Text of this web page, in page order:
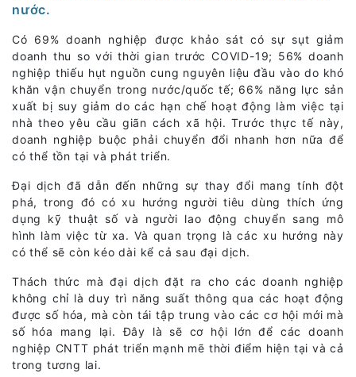
nước.
Có 69% doanh nghiệp được khảo sát có sự sụt giảm
doanh thu so với thời gian trước COVID-19; 56% doanh
nghiệp thiếu hụt nguồn cung nguyên liệu đầu vào do khó
khăn vận chuyển trong nước/quốc tế; 66% năng lực sản
xuất bị suy giảm do các hạn chế hoạt động làm việc tại
nhà theo yêu cầu giãn cách xã hội. Trước thực tế này,
doanh nghiệp buộc phải chuyển đổi nhanh hơn nữa để
có thể tồn tại và phát triển.
Đại dịch đã dẫn đến những sự thay đổi mang tính đột
phá, trong đó có xu hướng người tiêu dùng thích ứng
dụng kỹ thuật số và người lao động chuyển sang mô
hình làm việc từ xa. Và quan trọng là các xu hướng này
có thể sẽ còn kéo dài kể cả sau đại dịch.
Thách thức mà đại dịch đặt ra cho các doanh nghiệp
không chỉ là duy trì năng suất thông qua các hoạt động
được số hóa, mà còn tái tập trung vào các cơ hội mới mà
số hóa mang lại. Đây là sẽ cơ hội lớn để các doanh
nghiệp CNTT phát triển mạnh mẽ thời điểm hiện tại và cả
trong tương lai.